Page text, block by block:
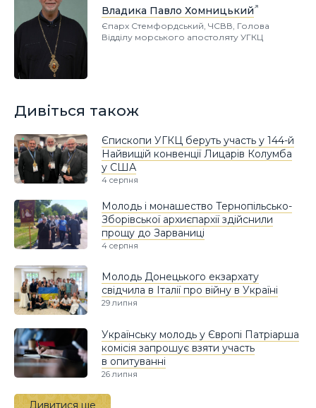
Владика Павло Хомницький
Єпарх Стемфордський, ЧСВВ, Голова
Відділу морського апостоляту УГКЦ
Дивіться також
Єпископи УГКЦ беруть участь у 144-й
Найвищій конвенції Лицарів Колумба
у США
4 серпня
Молодь і монашество Тернопільсько-
Зборівської архиєпархії здійснили
прощу до Зарваниці
4 серпня
Молодь Донецького екзархату
свідчила в Італії про війну в Україні
29 липня
Українську молодь у Європі Патріарша
комісія запрошує взяти участь
в опитуванні
26 липня
Дивитися ще